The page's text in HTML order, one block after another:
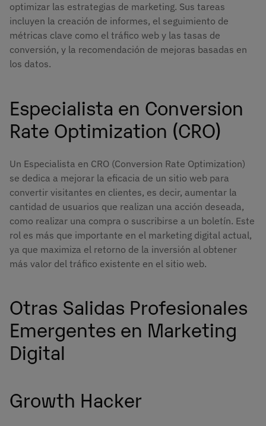
optimizar las estrategias de marketing. Sus tareas
incluyen la creación de informes, el seguimiento de
métricas clave como el tráfico web y las tasas de
conversión, y la recomendación de mejoras basadas en
los datos.
Especialista en Conversion
Rate Optimization (CRO)
Un Especialista en CRO (Conversion Rate Optimization)
se dedica a mejorar la eficacia de un sitio web para
convertir visitantes en clientes, es decir, aumentar la
cantidad de usuarios que realizan una acción deseada,
como realizar una compra o suscribirse a un boletín. Este
rol es más que importante en el marketing digital actual,
ya que maximiza el retorno de la inversión al obtener
más valor del tráfico existente en el sitio web.
Otras Salidas Profesionales
Emergentes en Marketing
Digital
Growth Hacker